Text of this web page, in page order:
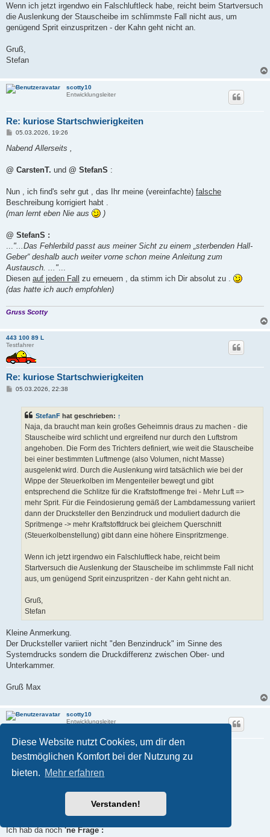
Diese Website nutzt Cookies, um dir den
bestmöglichen Komfort bei der Nutzung zu
bieten. Mehr erfahren
Verstanden!
Wenn ich jetzt irgendwo ein Falschluftleck habe, reicht beim Startversuch
die Auslenkung der Stauscheibe im schlimmste Fall nicht aus, um
genügend Sprit einzuspritzen - der Kahn geht nicht an.
Gruß,
Stefan
scotty10
Entwicklungsleiter
Re: kuriose Startschwierigkeiten
B
i
a
05.03.2026, 19:26
Nabend Allerseits ,
@ CarstenT. und @ StefanS :
Nun , ich find's sehr gut , das Ihr meine (vereinfachte) falsche
Beschreibung korrigiert habt .
(man lernt eben Nie aus
)
@ StefanS :
..."...Das Fehlerbild passt aus meiner Sicht zu einem „sterbenden Hall-
Geber“ deshalb auch weiter vorne schon meine Anleitung zum
Austausch. ..."...
Diesen auf jeden Fall zu erneuern , da stimm ich Dir absolut zu .
(das hatte ich auch empfohlen)
Gruss Scotty
443 100 89 L
Testfahrer
Re: kuriose Startschwierigkeiten
B05.03.2026, 22:38
StefanF hat geschrieben: ↑
Naja, da braucht man kein großes Geheimnis draus zu machen - die
Stauscheibe wird schlicht und ergreifend nur durch den Luftstrom
angehoben. Die Form des Trichters definiert, wie weit die Stauscheibe
bei einer bestimmten Luftmenge (also Volumen, nicht Masse)
ausgelenkt wird. Durch die Auslenkung wird tatsächlich wie bei der
Wippe der Steuerkolben im Mengenteiler bewegt und gibt
entsprechend die Schlitze für die Kraftstoffmenge frei - Mehr Luft =>
mehr Sprit. Für die Feindosierung gemäß der Lambdamessung variiert
dann der Drucksteller den Benzindruck und moduliert dadurch die
Spritmenge -> mehr Kraftstoffdruck bei gleichem Querschnitt
(Steuerkolbenstellung) gibt dann eine höhere Einspritzmenge.
Wenn ich jetzt irgendwo ein Falschluftleck habe, reicht beim
Startversuch die Auslenkung der Stauscheibe im schlimmste Fall nicht
aus, um genügend Sprit einzuspritzen - der Kahn geht nicht an.
Gruß,
Stefan
Kleine Anmerkung.
Der Drucksteller variiert nicht "den Benzindruck" im Sinne des
Systemdrucks sondern die Druckdifferenz zwischen Ober- und
Unterkammer.
Gruß Max
scotty10
Entwicklungsleiter
Re: kuriose Startschwierigkeiten
B
i
06.03.2026, 23:19
Nabend Allerseits ,
meine Beschreibung noch
auseinander zu klamüser'n"...
Ich hab da noch'ne Frage :